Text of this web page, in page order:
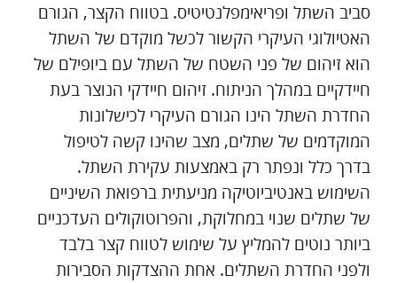
סביב השתל ופריאימפלנטיטיס. בטווח הקצר, הגורם
האטיולוגי העיקרי הקשור לכשל מוקדם של השתל
הוא זיהום של פני השטח של השתל עם ביופילם של
חיידקיים במהלך הניתוח. זיהום חיידקי הנוצר בעת
החדרת השתל הינו הגורם העיקרי לכישלונות
המוקדמים של שתלים, מצב שהינו קשה לטיפול
בדרך כלל ונפתר רק באמצעות עקירת השתל.
השימוש באנטיביוטיקה מניעתית ברפואת השיניים
של שתלים שנוי במחלוקת, והפרוטוקולים העדכניים
ביותר נוטים להמליץ על שימוש לטווח קצר בלבד
ולפני החדרת השתלים. אחת ההצדקות הסבירות